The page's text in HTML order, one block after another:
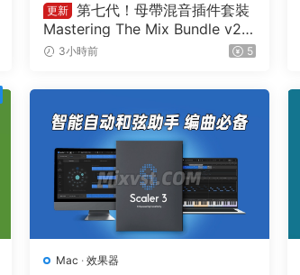
更新
第七代！母帶混音插件套裝
Mastering The Mix Bundle v20
26.08.03 U2B MAC-MORiA
3小時前 5
Mac · 效果器